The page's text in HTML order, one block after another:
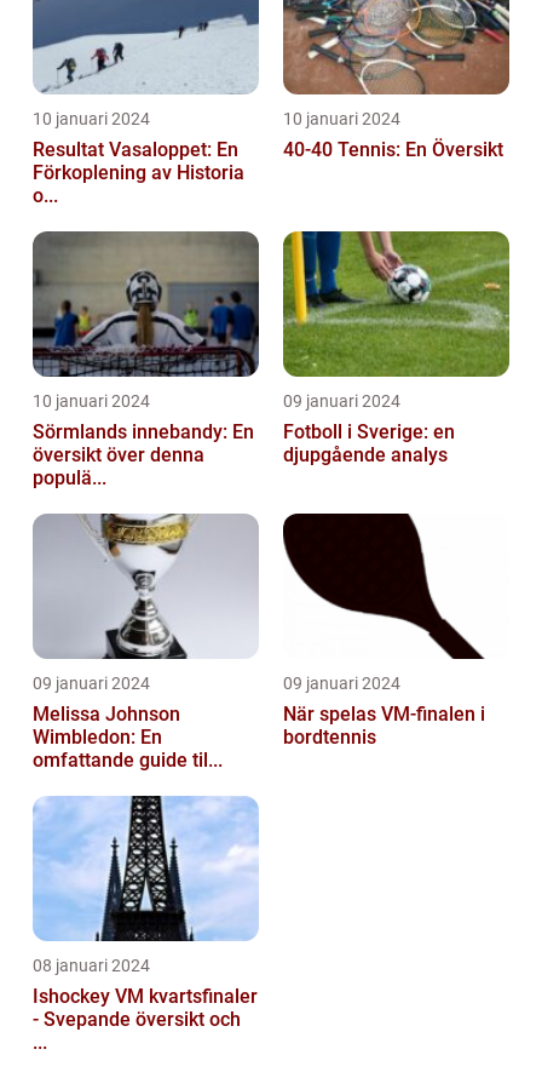
10 januari 2024
Resultat Vasaloppet: En
Förkoplening av Historia
o...
10 januari 2024
40-40 Tennis: En Översikt
10 januari 2024
Sörmlands innebandy: En
översikt över denna
populä...
09 januari 2024
Fotboll i Sverige: en
djupgående analys
09 januari 2024
Melissa Johnson
Wimbledon: En
omfattande guide til...
09 januari 2024
När spelas VM-finalen i
bordtennis
08 januari 2024
Ishockey VM kvartsfinaler
- Svepande översikt och
...